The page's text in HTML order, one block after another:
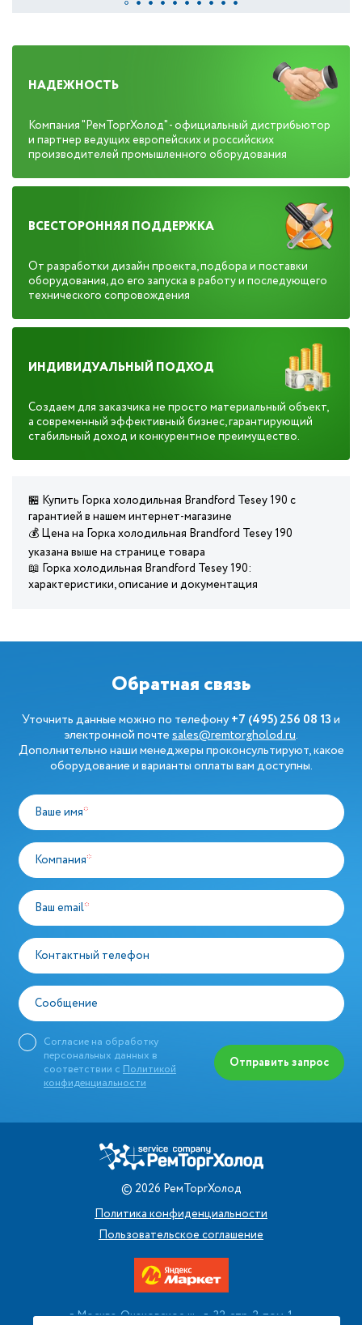
НАДЕЖНОСТЬ
Компания "РемТоргХолод" - официальный дистрибьютор
и партнер ведущих европейских и российских
производителей промышленного оборудования
ВСЕСТОРОННЯЯ ПОДДЕРЖКА
От разработки дизайн проекта, подбора и поставки
оборудования, до его запуска в работу и последующего
технического сопровождения
ИНДИВИДУАЛЬНЫЙ ПОДХОД
Создаем для заказчика не просто материальный объект,
а современный эффективный бизнес, гарантирующий
стабильный доход и конкурентное преимущество.
🏪 Купить Горка холодильная Brandford Tesey 190 с
гарантией в нашем интернет-магазине
💰 Цена на Горка холодильная Brandford Tesey 190
указана выше на странице товара
📖 Горка холодильная Brandford Tesey 190:
характеристики, описание и документация
Обратная связь
Уточнить данные можно по телефону+7 (495) 256 08 13и
электронной почтеsales@remtorgholod.ru.
Дополнительно наши менеджеры проконсультируют, какое
оборудование и варианты оплаты вам доступны.
Ваше имя*
Компания*
Ваш email*
Контактный телефон
Сообщение
Согласие на обработку
персональных данных в
соответствии с Политикой
конфиденциальности
Отправить запрос
© 2026 РемТоргХолод
Политика конфиденциальности
Пользовательское соглашение
г. Москва, Очаковское ш., д. 32, стр. 2, пом. 1